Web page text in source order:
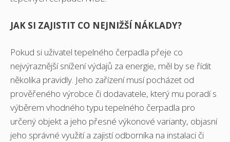
JAK SI ZAJISTIT CO NEJNIŽŠÍ NÁKLADY?
Pokud si uživatel tepelného čerpadla přeje co
nejvýraznější snížení výdajů za energie, měl by se řídit
několika pravidly. Jeho zařízení musí pocházet od
prověřeného výrobce či dodavatele, který mu poradí s
výběrem vhodného typu tepelného čerpadla pro
určený objekt a jeho přesné výkonové varianty, objasní
jeho správné využití a zajistí odborníka na instalaci či